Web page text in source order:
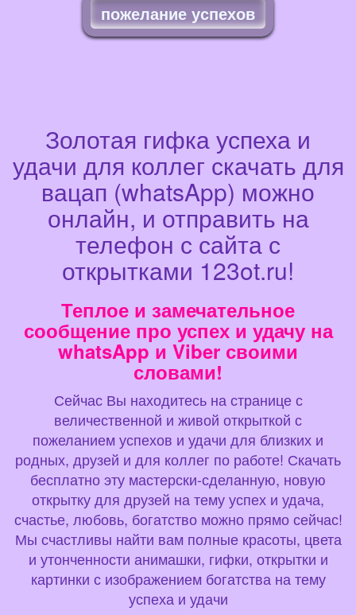
пожелание успехов
Золотая гифка успеха и
удачи для коллег скачать для
вацап (whatsApp) можно
онлайн, и отправить на
телефон с сайта с
открытками 123ot.ru!
Теплое и замечательное
сообщение про успех и удачу на
whatsApp и Viber своими
словами!
Сейчас Вы находитесь на странице с
величественной и живой открыткой с
пожеланием успехов и удачи для близких и
родных, друзей и для коллег по работе! Скачать
бесплатно эту мастерски-сделанную, новую
открытку для друзей на тему успех и удача,
счастье, любовь, богатство можно прямо сейчас!
Мы счастливы найти вам полные красоты, цвета
и утонченности анимашки, гифки, открытки и
картинки с изображением богатства на тему
успеха и удачи